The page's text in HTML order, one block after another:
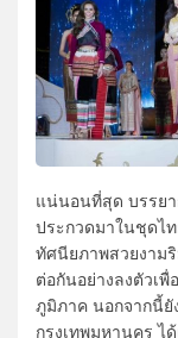
แน่นอนที่สุด บรรยา
ประกวดมาในชุดไ
ทัศนียภาพสวยงาม
ต่อกันอย่างลงตัวเ
ภูมิภาค นอกจากนี้ยั
กรุงเทพมหานคร ไ